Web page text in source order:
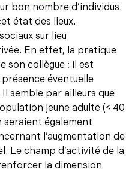
bon nombre d’individus.
état des lieux.
sur lieu
En effet, la pratique
son collègue ; il est
éventuelle
semble par ailleurs que
jeune adulte (< 40
seraient également
l’augmentation de
Le champ d’activité de la
la dimension